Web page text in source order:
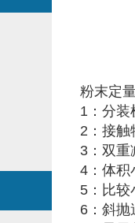
粉末定
1：分装
2：接
3：双
4：体
5：比
6：斜